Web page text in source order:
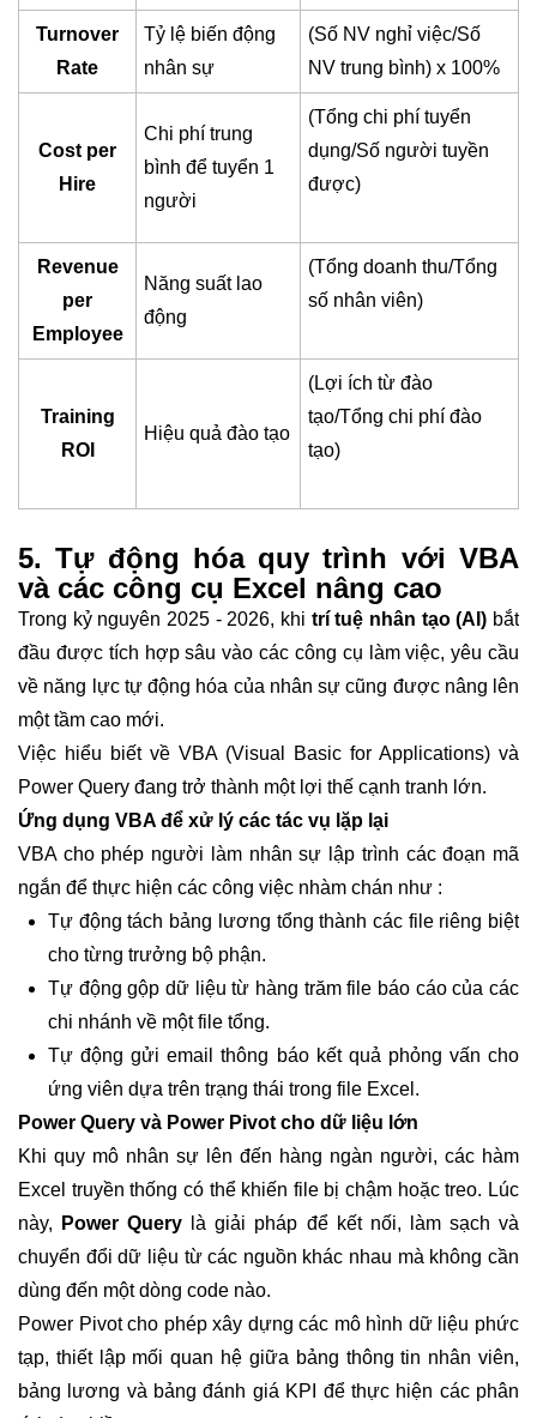
Turnover
Rate
Tỷ lệ biến động
nhân sự
(Số NV nghỉ việc/Số
NV trung bình) x 100%
Cost per
Hire
Chi phí trung
bình để tuyển 1
người
(Tổng chi phí tuyển
dụng/Số người tuyền
được)
Revenue
per
Employee
Năng suất lao
động
(Tổng doanh thu/Tổng
số nhân viên)
Training
ROI
Hiệu quả đào tạo
(Lợi ích từ đào
tạo/Tổng chi phí đào
tạo)
5. Tự động hóa quy trình với VBA
và các công cụ Excel nâng cao
Trong kỷ nguyên 2025 - 2026, khi trí tuệ nhân tạo (AI) bắt
đầu được tích hợp sâu vào các công cụ làm việc, yêu cầu
về năng lực tự động hóa của nhân sự cũng được nâng lên
một tầm cao mới.
Việc hiểu biết về VBA (Visual Basic for Applications) và
Power Query đang trở thành một lợi thế cạnh tranh lớn.
Ứng dụng VBA để xử lý các tác vụ lặp lại
VBA cho phép người làm nhân sự lập trình các đoạn mã
ngắn để thực hiện các công việc nhàm chán như :
Tự động tách bảng lương tổng thành các file riêng biệt
cho từng trưởng bộ phận.
Tự động gộp dữ liệu từ hàng trăm file báo cáo của các
chi nhánh về một file tổng.
Tự động gửi email thông báo kết quả phỏng vấn cho
ứng viên dựa trên trạng thái trong file Excel.
Power Query và Power Pivot cho dữ liệu lớn
Khi quy mô nhân sự lên đến hàng ngàn người, các hàm
Excel truyền thống có thể khiến file bị chậm hoặc treo. Lúc
này,
Power Query là giải pháp để kết nối, làm sạch và
chuyển đổi dữ liệu từ các nguồn khác nhau mà không cần
dùng đến một dòng code nào.
Power Pivot cho phép xây dựng các mô hình dữ liệu phức
tạp, thiết lập mối quan hệ giữa bảng thông tin nhân viên,
bảng lương và bảng đánh giá KPI để thực hiện các phân